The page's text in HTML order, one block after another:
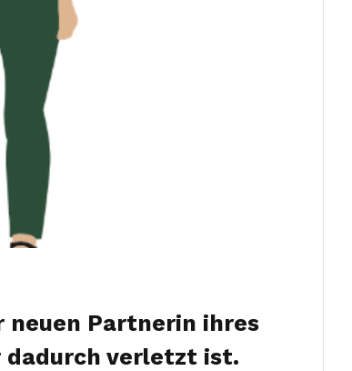
neuen Partnerin ihres
dadurch verletzt ist.